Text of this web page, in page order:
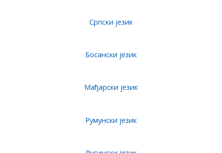
Српски језик
Босански језик
Мађарски језик
Румунски језик